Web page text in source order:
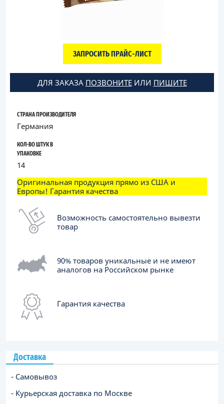
ЗАПРОСИТЬ ПРАЙС-ЛИСТ
ДЛЯ ЗАКАЗА ПОЗВОНИТЕИЛИ ПИШИТЕ
СТРАНА ПРОИЗВОДИТЕЛЯ
Германия
КОЛ-ВО ШТУК В
УПАКОВКЕ
14
Оригинальная продукция прямо из США и
Европы! Гарантия качества
Возможность самостоятельно вывезти
товар
90% товаров уникальные и не имеют
аналогов на Российском рынке
Гарантия качества
Доставка
- Самовывоз
- Курьерская доставка по Москве